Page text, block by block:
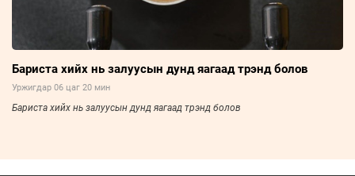
Бариста хийх нь залуусын дунд яагаад трэнд болов
Уржигдар 06 цаг 20 мин
Бариста хийх нь залуусын дунд яагаад трэнд болов